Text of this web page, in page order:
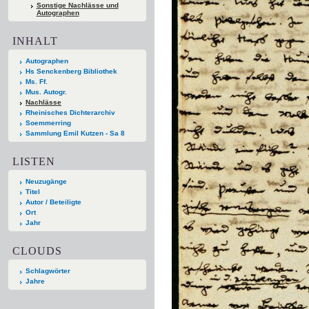
Sonstige Nachlässe und
Autographen
INHALT
Autographen
Hs Senckenberg Bibliothek
Ms. Ff.
Mus. Autogr.
Nachlässe
Rheinisches Dichterarchiv
Soemmerring
Sammlung Emil Kutzen - Sa 8
LISTEN
Neuzugänge
Titel
Autor / Beteiligte
Ort
Jahr
CLOUDS
Schlagwörter
Jahre